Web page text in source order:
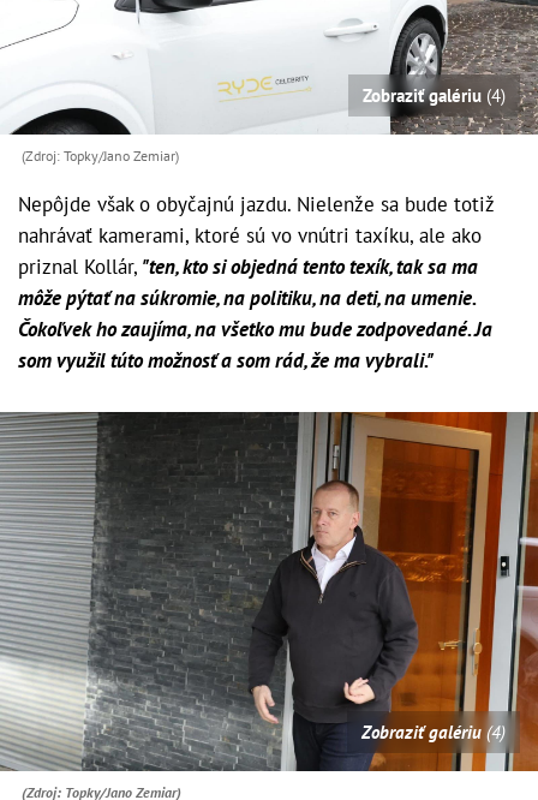
Zobraziť galériu (4)
(Zdroj: Topky/Jano Zemiar)
Nepôjde však o obyčajnú jazdu. Nielenže sa bude totiž
nahrávať kamerami, ktoré sú vo vnútri taxíku, ale ako
priznal Kollár, "ten, kto si objedná tento texík, tak sa ma
môže pýtať na súkromie, na politiku, na deti, na umenie.
Čokoľvek ho zaujíma, na všetko mu bude zodpovedané. Ja
som využil túto možnosť a som rád, že ma vybrali."
Zobraziť galériu (4)
(Zdroj: Topky/Jano Zemiar)